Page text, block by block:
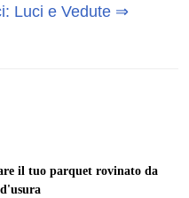
Luci e Vedute ⇒
il tuo parquet rovinato da